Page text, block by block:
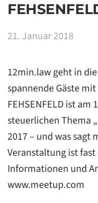
21. Januar 2018
12min.law geht in
spannende Gäste
FEHSENFELD ist
steuerlichen Thema
2017 – und was sagt
Veranstaltung ist
Informationen und
www.meetup.com